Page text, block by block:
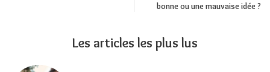
bonne ou une mauvaise idée ?
Les articles les plus lus